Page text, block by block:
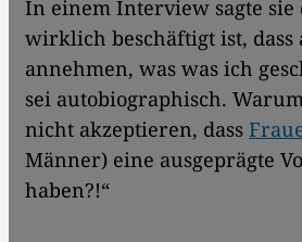
In einem Interview sagte sie
wirklich beschäftigt ist, dass
annehmen, was was ich
sei autobiographisch.
nicht akzeptieren, dass
Männer) eine ausgeprägte
haben?!“